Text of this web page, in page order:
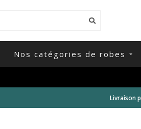
Nos catégories de robes
Livraison